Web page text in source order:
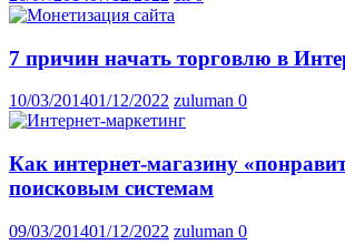
7 причин начать торговлю в
10/03/201401/12/2022 zuluman 0
Как интернет-магазину
поисковым системам
09/03/201401/12/2022 zuluman 0